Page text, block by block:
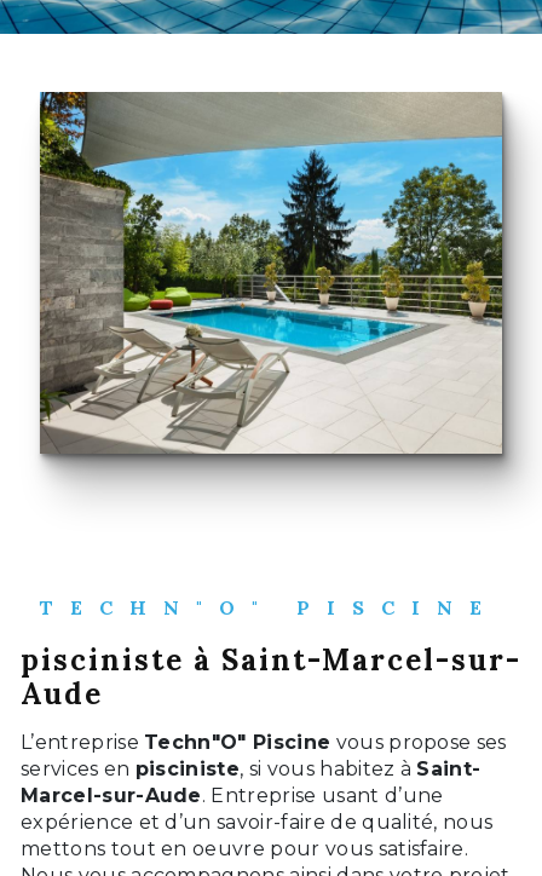
TECHN"O" PISCINE
pisciniste à Saint-Marcel-sur-
Aude
L’entreprise Techn"O" Piscine vous propose ses
services en pisciniste, si vous habitez à Saint-
Marcel-sur-Aude. Entreprise usant d’une
expérience et d’un savoir-faire de qualité, nous
mettons tout en oeuvre pour vous satisfaire.